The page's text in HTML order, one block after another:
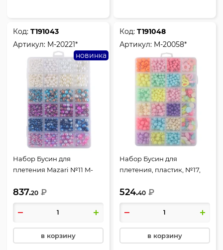
Код:Т191043
Артикул: M-20221*
новинка
Набор Бусин для
плетения Mazari №11 M-
837.20 ₽
в корзину
Код:Т191048
Артикул: M-20058*
Набор Бусин для
плетения, пластик, №17,
524.40 ₽
в корзину